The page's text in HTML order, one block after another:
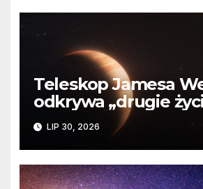
Teleskop Jamesa
odkrywa „drugie
planety krążącej
martwej gwiazdy
LIP 30, 2026